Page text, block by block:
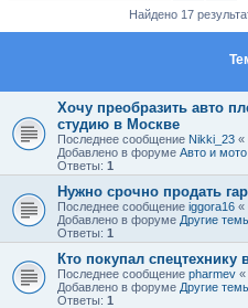
Найдено 17
Хочу преобразить авто
студию в Москве
Последнее сообщение Nikki_23 «
Добавлено в форуме Авто и мото
Ответы: 1
Нужно срочно продать
Последнее сообщение iggora16 «
Добавлено в форуме Другие
Ответы: 1
Кто покупал спецтехнику
Последнее сообщение pharmev «
Добавлено в форуме Другие
Ответы: 1